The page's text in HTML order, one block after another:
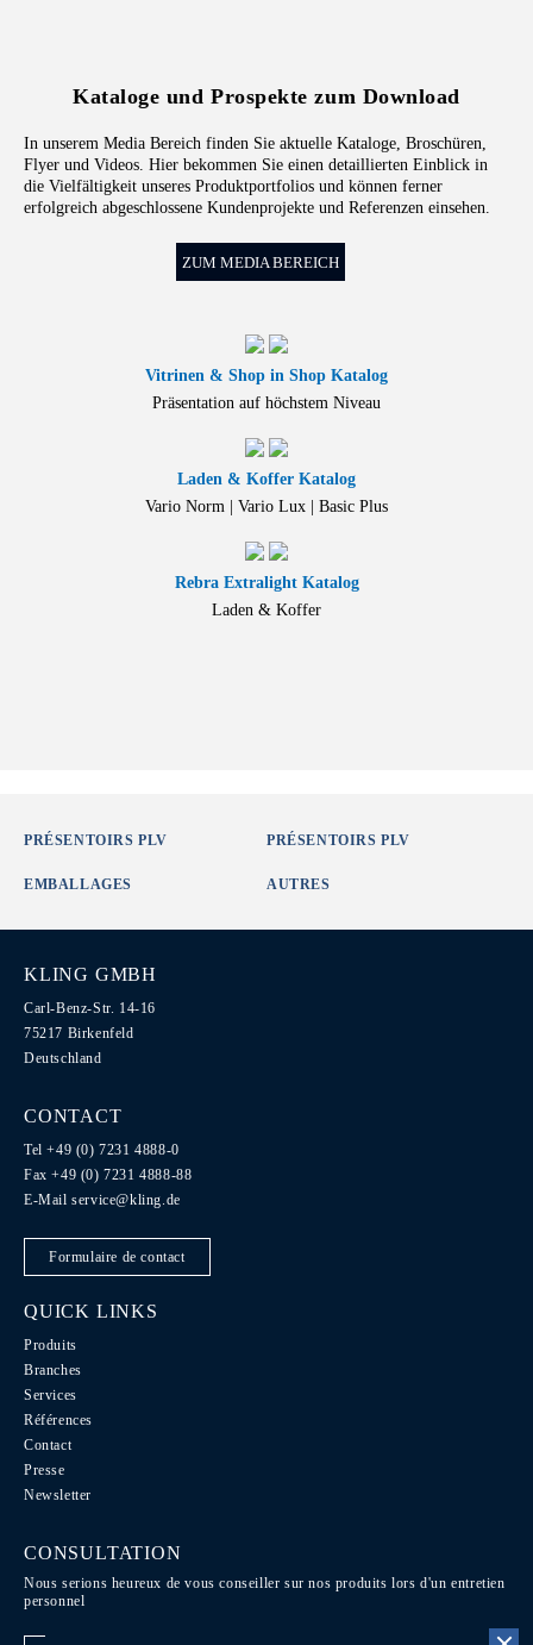
Kataloge und Prospekte zum Download
In unserem Media Bereich finden Sie aktuelle Kataloge, Broschüren,
Flyer und Videos. Hier bekommen Sie einen detaillierten Einblick in
die Vielfältigkeit unseres Produktportfolios und können ferner
erfolgreich abgeschlossene Kundenprojekte und Referenzen einsehen.
ZUM MEDIA BEREICH
Vitrinen & Shop in Shop Katalog
Präsentation auf höchstem Niveau
Laden & Koffer Katalog
Vario Norm | Vario Lux | Basic Plus
Rebra Extralight Katalog
Laden & Koffer
PRÉSENTOIRS PLV PRÉSENTOIRS PLV
EMBALLAGES AUTRES
KLING GMBH
Carl-Benz-Str. 14-16
75217 Birkenfeld
Deutschland
CONTACT
Tel +49 (0) 7231 4888-0
Fax +49 (0) 7231 4888-88
E-Mailservice@kling.de
Formulaire de contact
QUICK LINKS
Produits
Branches
Services
Références
Contact
Presse
Newsletter
CONSULTATION
Nous serions heureux de vous conseiller sur nos produits lors d'un entretien
personnel